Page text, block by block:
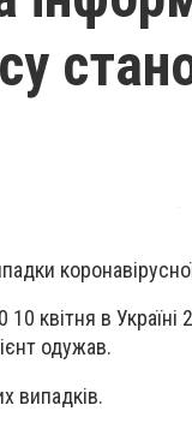
квітня в
одужав.
випадків.